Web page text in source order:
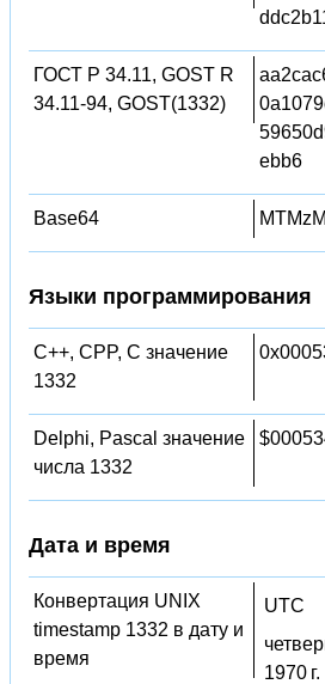
ГОСТ Р 34.11, GOST R
34.11-94, GOST(1332)
ebb6
Base64
Языки программирования
C++, CPP, C значение
1332
Delphi, Pascal значение
числа 1332
Дата и время
Конвертация UNIX
timestamp 1332 в дату и
время
UTC
1970